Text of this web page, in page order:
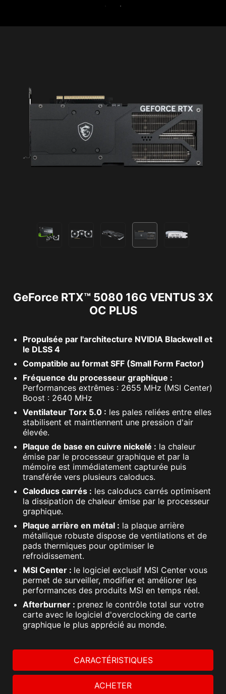
GeForce RTX™ 5080 16G VENTUS 3X
OC PLUS
Propulsée par l'architecture NVIDIA Blackwell et
le DLSS 4
Compatible au format SFF (Small Form Factor)
Fréquence du processeur graphique :
Performances extrêmes : 2655 MHz (MSI Center)
Boost : 2640 MHz
Ventilateur Torx 5.0 : les pales reliées entre elles
stabilisent et maintiennent une pression d'air
élevée.
Plaque de base en cuivre nickelé : la chaleur
émise par le processeur graphique et par la
mémoire est immédiatement capturée puis
transférée vers plusieurs caloducs.
Caloducs carrés : les caloducs carrés optimisent
la dissipation de chaleur émise par le processeur
graphique.
Plaque arrière en métal : la plaque arrière
métallique robuste dispose de ventilations et de
pads thermiques pour optimiser le
refroidissement.
MSI Center : le logiciel exclusif MSI Center vous
permet de surveiller, modifier et améliorer les
performances des produits MSI en temps réel.
Afterburner : prenez le contrôle total sur votre
carte avec le logiciel d'overclocking de carte
graphique le plus apprécié au monde.
CARACTÉRISTIQUES
ACHETER